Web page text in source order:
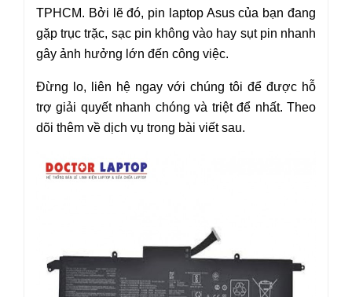
TPHCM. Bởi lẽ đó, pin laptop Asus của bạn đang
gặp trục trặc, sạc pin không vào hay sụt pin nhanh
gây ảnh hưởng lớn đến công việc.
Đừng lo, liên hệ ngay với chúng tôi để được hỗ
trợ giải quyết nhanh chóng và triệt để nhất. Theo
dõi thêm về dịch vụ trong bài viết sau.